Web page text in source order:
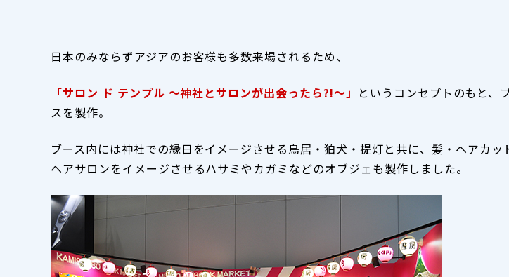
日本のみならずアジアのお客様も多数来場されるため、
「サロン ド テンプル ～神社とサロンが出会ったら?!～」 というコンセプトのもと、
スを製作。
ブース内には神社での縁日をイメージさせる鳥居・狛犬・提灯と共に、髪・ヘアカッ
ヘアサロンをイメージさせるハサミやカガミなどのオブジェも製作しました。